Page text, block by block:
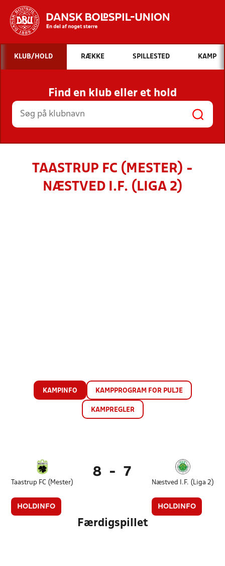
Hvad vil du søge efter?
INDHOLD OG NYHEDER
STILLINGER, RESULTATER, KLUBBER OG
HOLD
KLUB/HOLD RÆKKE SPILLESTED KAMP
Find en klub eller et hold
TAASTRUP FC (MESTER) -
NÆSTVED I.F. (LIGA 2)
KAMPINFO KAMPPROGRAM FOR PULJE
KAMPREGLER
Taastrup FC (Mester)
HOLDINFO
8 - 7
Næstved I.F. (Liga 2)
HOLDINFO
Færdigspillet